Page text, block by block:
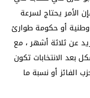
20 فبراير فإن الأمر يحتاج لسرعة
أو حكومة طوارئ
عن ثلاثة أشهر ، مع
الانتخابات تكون
الفائز أو نسبة ما